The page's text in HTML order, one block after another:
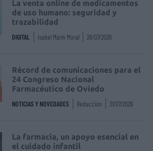
La venta online de medicamentos
de uso humano: seguridad y
trazabilidad
DIGITAL Isabel Marín Moral 28/07/2026
Récord de comunicaciones para el
24 Congreso Nacional
Farmacéutico de Oviedo
NOTICIAS Y NOVEDADES Redacción 31/07/2026
La farmacia, un apoyo esencial en
el cuidado infantil